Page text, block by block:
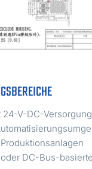
V-DC-Versorgung
DC-Bus-